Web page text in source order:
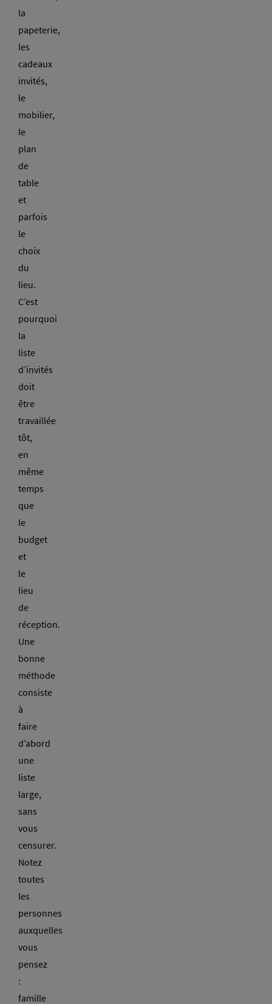
la
papeterie,
les
cadeaux
invités,
le
mobilier,
le
plan
de
table
et
parfois
le
choix
du
lieu.
C’est
pourquoi
la
liste
d’invités
doit
être
travaillée
tôt,
en
même
temps
que
le
budget
et
le
lieu
de
réception.
Une
bonne
méthode
consiste
à
faire
d’abord
une
liste
large,
sans
vous
censurer.
Notez
toutes
les
personnes
auxquelles
vous
pensez
:
famille